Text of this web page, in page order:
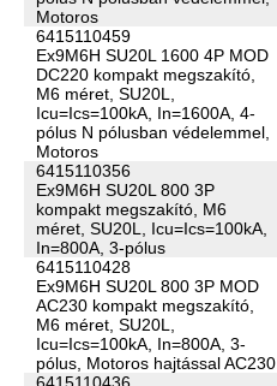
Motoros
6415110459
Ex9M6H SU20L 1600 4P MOD
DC220 kompakt megszakító,
M6 méret, SU20L,
Icu=Ics=100kA, In=1600A, 4-
pólus N pólusban védelemmel,
Motoros
6415110356
Ex9M6H SU20L 800 3P
kompakt megszakító, M6
méret, SU20L, Icu=Ics=100kA,
In=800A, 3-pólus
6415110428
Ex9M6H SU20L 800 3P MOD
AC230 kompakt megszakító,
M6 méret, SU20L,
Icu=Ics=100kA, In=800A, 3-
pólus, Motoros hajtással AC230
6415110436